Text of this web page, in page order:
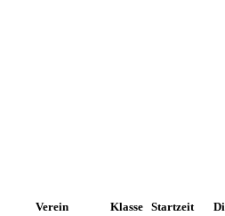
Verein Klasse Startzeit